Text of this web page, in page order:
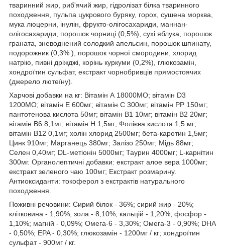
тваринний жир, риб'ячий жир, гідролізат білка тваринного
походження, пульпа цукрового буряку, горох, сушена морква,
мукa люцерни, інулін, фрукто-олігосахариди, маннан-
олігосахариди, порошок чорниці (0,5%), сухі яблука, порошок
граната, зневоднений солодкий апельсин, порошок шпинату,
подорожник (0,3% ), порошок чорної смородини, хлорид
натрію, пивні дріжджі, корінь куркуми (0,2%), глюкозамін,
хондроїтин сульфат, екстракт чорнобривців прямостоячих
(джерело лютеїну).
Харчові добавки на кг: Вітамін А 18000MО; вітамін D3
1200MО; вітамін Е 600мг; вітамін С 300мг; вітамін PP 150мг;
пантотенова кислота 50мг; вітамін B1 10мг; вітамін В2 20мг;
вітамін В6 8,1мг; вітамін H 1,5мг; Фолієва кислота 1,5 мг;
вітамін B12 0,1мг; холін хлорид 2500мг; бета-каротин 1,5мг;
Цинк 910мг; Марганець 380мг; Залізо 250мг; Мідь 88мг;
Селен 0,40мг; DL-метіонін 5000мг; Таурин 4000мг; L-карнітин
300мг. Органолептичні добавки: екстракт алое вера 1000мг;
екстракт зеленого чаю 100мг; Екстракт розмарину.
Антиоксиданти: токоферол з екстрактів натурального
походження.
Поживні речовини: Сирий білок - 36%; сирий жир - 20%;
клітковина - 1,90%; зола - 8,10%; кальцій - 1,20%; фосфор -
1,10%; магній - 0,09%; Омега-6 - 3,30%; Омега-3 - 0,90%; DHA
- 0,50%; EPA - 0,30%; глюкозамін - 1200мг / кг; хондроїтин
сульфат - 900мг / кг.